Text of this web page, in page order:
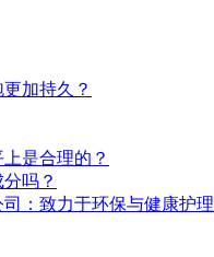
加持久？
是合理的？
吗？
：致力于环保与健康护